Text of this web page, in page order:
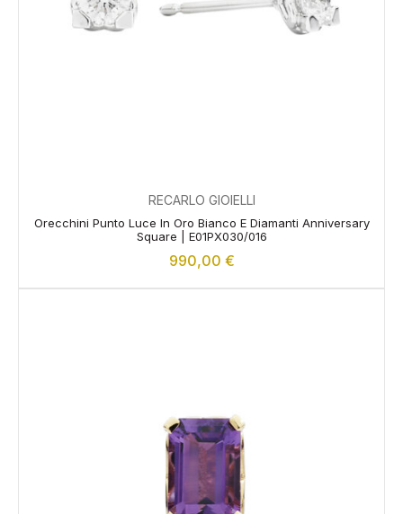
RECARLO GIOIELLI
Orecchini Punto Luce In Oro Bianco E Diamanti Anniversary
Square | E01PX030/016
990,00 €